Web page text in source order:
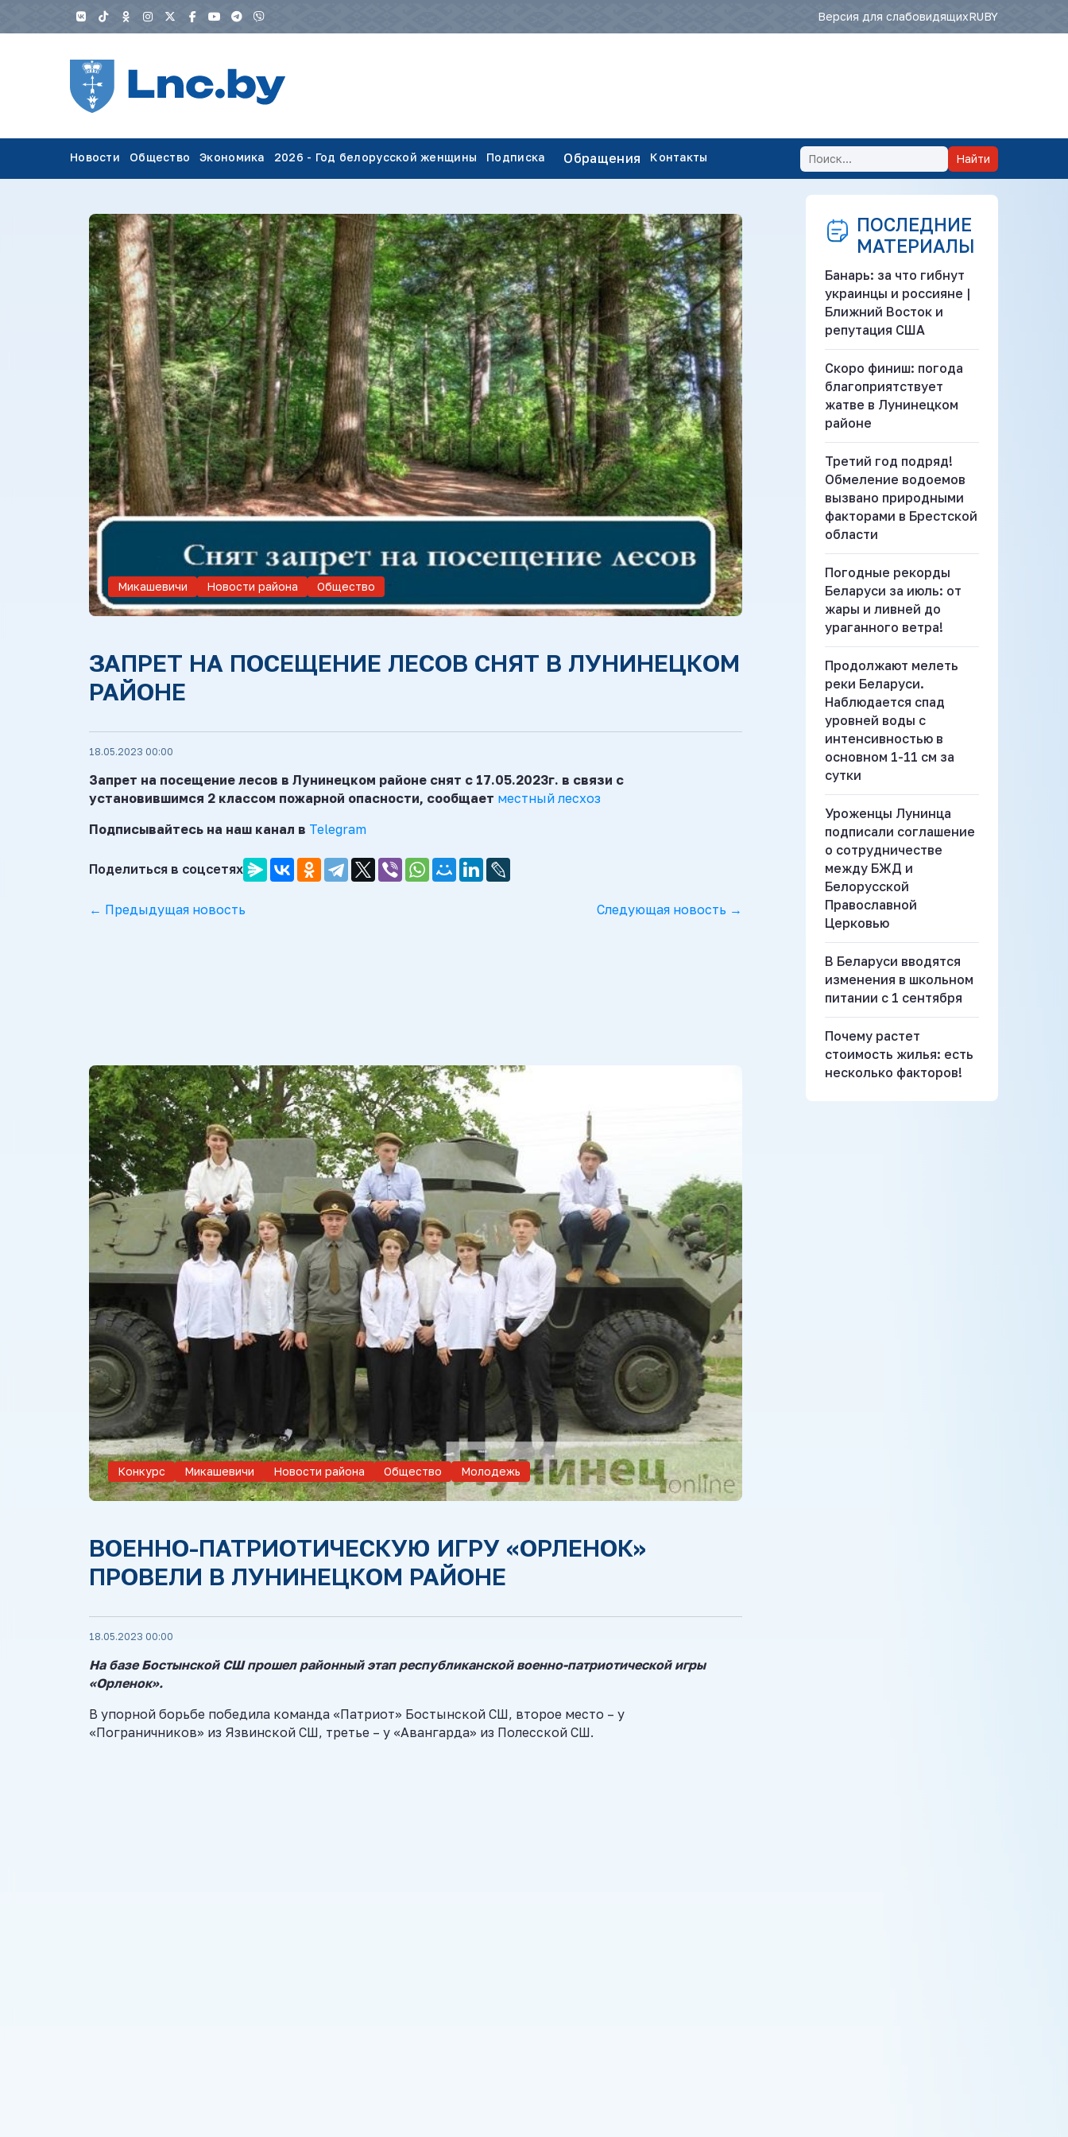
Версия для слабовидящихRUBY
Новости Общество Экономика 2026 - Год белорусской женщины Подписка Обращения Контакты Найти
Микашевичи Новости района Общество
ЗАПРЕТ НА ПОСЕЩЕНИЕ ЛЕСОВ СНЯТ В ЛУНИНЕЦКОМ
РАЙОНЕ
18.05.2023 00:00
Запрет на посещение лесов в Лунинецком районе снят с 17.05.2023г. в связи с
установившимся 2 классом пожарной опасности, сообщает местный лесхоз
Подписывайтесь на наш канал в Telegram
Поделиться в соцсетях
← Предыдущая новость Следующая новость →
Конкурс Микашевичи Новости района Общество Молодежь
ВОЕННО-ПАТРИОТИЧЕСКУЮ ИГРУ «ОРЛЕНОК»
ПРОВЕЛИ В ЛУНИНЕЦКОМ РАЙОНЕ
18.05.2023 00:00
На базе Бостынской СШ прошел районный этап республиканской военно-патриотической игры
«Орленок».
В упорной борьбе победила команда «Патриот» Бостынской СШ, второе место – у
«Пограничников» из Язвинской СШ, третье – у «Авангарда» из Полесской СШ.
ПОСЛЕДНИЕ
МАТЕРИАЛЫ
Банарь: за что гибнут
украинцы и россияне |
Ближний Восток и
репутация США
Скоро финиш: погода
благоприятствует
жатве в Лунинецком
районе
Третий год подряд!
Обмеление водоемов
вызвано природными
факторами в Брестской
области
Погодные рекорды
Беларуси за июль: от
жары и ливней до
ураганного ветра!
Продолжают мелеть
реки Беларуси.
Наблюдается спад
уровней воды с
интенсивностью в
основном 1-11 см за
сутки
Уроженцы Лунинца
подписали соглашение
о сотрудничестве
между БЖД и
Белорусской
Православной
Церковью
В Беларуси вводятся
изменения в школьном
питании с 1 сентября
Почему растет
стоимость жилья: есть
несколько факторов!